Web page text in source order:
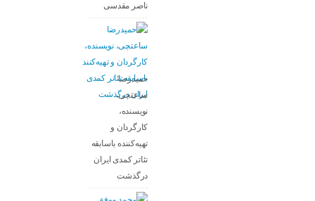
ناصر مقدسی
حمیدرضا
ساعتچی،
نویسنده،
کارگردان و
تهیه‌کننده باسابقه
تئاتر کمدی ایران
درگذشت